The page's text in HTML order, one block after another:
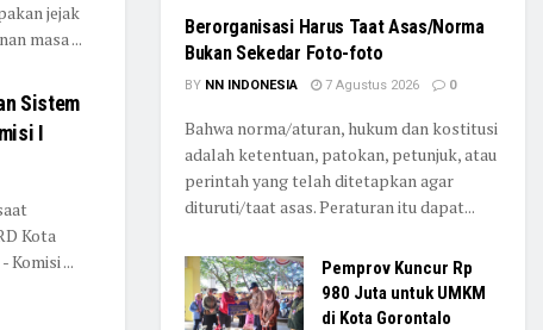
jejak
masa ...
Sistem
I
Kota
Komisi ...
Berorganisasi Harus Taat Asas/Norma
Bukan Sekedar Foto-foto
BY NN INDONESIA 7 Agustus 2026 0
Bahwa norma/aturan, hukum dan kostitusi
adalah ketentuan, patokan, petunjuk, atau
perintah yang telah ditetapkan agar
dituruti/taat asas. Peraturan itu dapat...
Pemprov Kuncur Rp
980 Juta untuk UMKM
di Kota Gorontalo